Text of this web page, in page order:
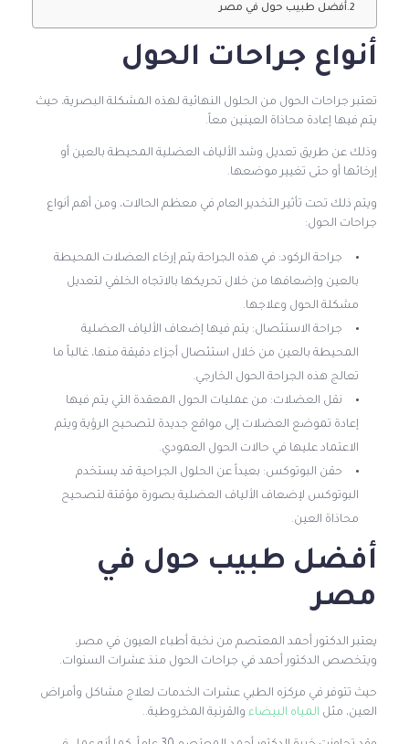
أفضل طبيب حول في مصر
أنواع جراحات الحول
تعتبر جراحات الحول من الحلول النهائية لهذه المشكلة البصرية، حيث
يتم فيها إعادة محاذاة العينين معاً.
وذلك عن طريق تعديل وشد الألياف العضلية المحيطة بالعين أو
إرخائها أو حتى تغيير موضعها.
ويتم ذلك تحت تأثير التخدير العام في معظم الحالات، ومن أهم أنواع
جراحات الحول:
جراحة الركود: في هذه الجراحة يتم إرخاء العضلات المحيطة
بالعين وإضعافها من خلال تحريكها بالاتجاه الخلفي لتعديل
مشكلة الحول وعلاجها.
جراحة الاستئصال: يتم فيها إضعاف الألياف العضلية
المحيطة بالعين من خلال استئصال أجزاء دقيقة منها، غالباً ما
تعالج هذه الجراحة الحول الخارجي.
نقل العضلات: من عمليات الحول المعقدة التي يتم فيها
إعادة تموضع العضلات إلى مواقع جديدة لتصحيح الرؤية ويتم
الاعتماد عليها في حالات الحول العمودي.
حقن البوتوكس: بعيداً عن الحلول الجراحية قد يستخدم
البوتوكس لإضعاف الألياف العضلية بصورة مؤقتة لتصحيح
محاذاة العين.
أفضل طبيب حول في
مصر
يعتبر الدكتور أحمد المعتصم من نخبة أطباء العيون في مصر،
ويتخصص الدكتور أحمد في جراحات الحول منذ عشرات السنوات.
حيث تتوفر في مركزه الطبي عشرات الخدمات لعلاج مشاكل وأمراض
العين، مثل المياه البيضاء والقرنية المخروطية..